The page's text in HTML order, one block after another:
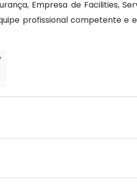
Empresa de Facilities,
profissional competente e